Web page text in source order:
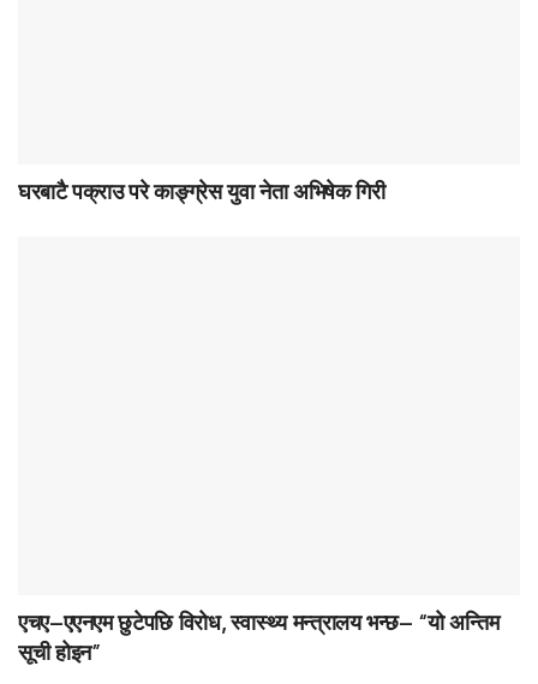
घरबाटै पक्राउ परे काङ्ग्रेस युवा नेता अभिषेक गिरी
एचए–एएनएम छुटेपछि विरोध, स्वास्थ्य मन्त्रालय भन्छ– “यो अन्तिम
सूची होइन”